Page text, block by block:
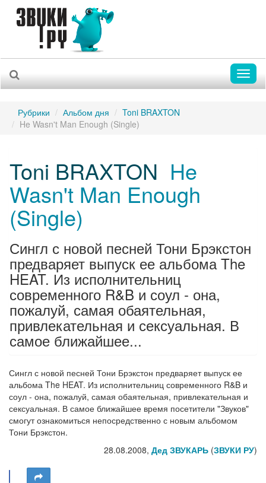
Рубрики Альбом дня
Toni BRAXTON
He Wasn't Man Enough (Single)
Toni BRAXTON He
Wasn't Man Enough
(Single)
Сингл с новой песней Тони Брэкстон
предваряет выпуск ее альбома The
HEAT. Из исполнительниц
современного R&B и соул - она,
пожалуй, самая обаятельная,
привлекательная и сексуальная. В
самое ближайшее...
Сингл с новой песней Тони Брэкстон предваряет выпуск ее
альбома The HEAT. Из исполнительниц современного R&B и
соул - она, пожалуй, самая обаятельная, привлекательная и
сексуальная. В самое ближайшее время посетители "Звуков"
смогут ознакомиться непосредственно с новым альбомом
Тони Брэкстон.
28.08.2008, Дед ЗВУКАРЬ (ЗВУКИ РУ)